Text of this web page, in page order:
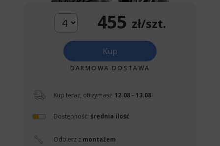
455 zł/szt.
Kup
DARMOWA DOSTAWA
Kup teraz, otrzymasz 12.08 - 13.08
Dostępność: średnia ilość
Odbierz z montażem